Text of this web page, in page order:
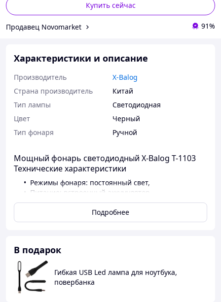
Купить сейчас
Продавец Novomarket 91%
Характеристики и описание
Производитель
X-Balog
Страна производитель
Китай
Тип лампы
Светодиодная
Цвет
Черный
Тип фонаря
Ручной
Мощный фонарь светодиодный X-Balog T-1103
Технические характеристики
Режимы фонаря: постоянный свет,
Питание: встроенный аккумулятор
Зарядка: от сети 220 В
Материал корпуса: ударопрочный пластик
Цвет: черный
Подробнее
В подарок
Гибкая USB Led лампа для ноутбука,
повербанка